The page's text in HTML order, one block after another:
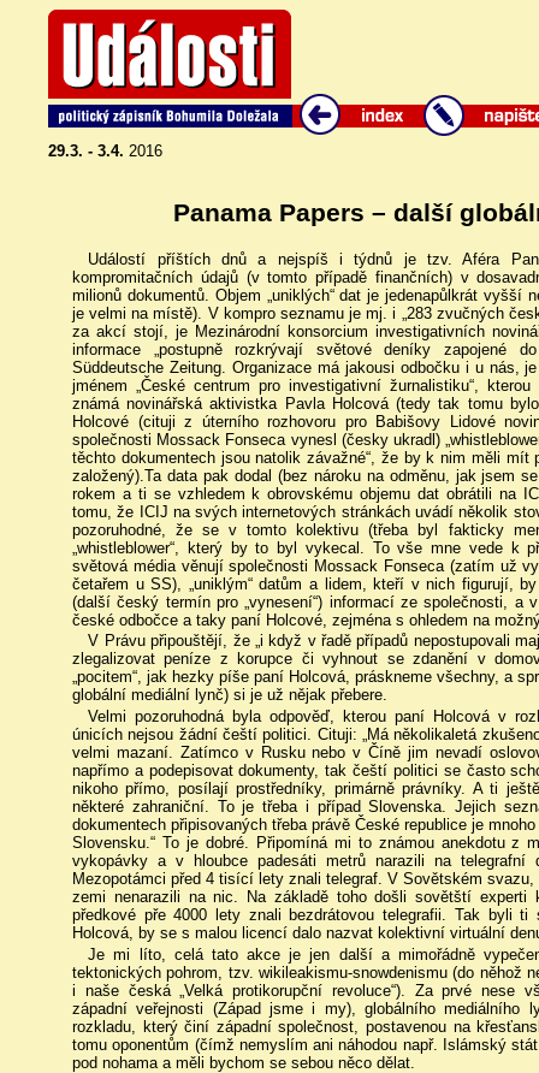
29.3. - 3.4. 2016
Panama Papers – další
Událostí příštích dnů a nejspíš i týdnů je tzv. Aféra
kompromitačních údajů (v tomto případě finančních) v
milionů dokumentů. Objem „uniklých“ dat je jedenapůlkrát vyšší
je velmi na místě). V kompro seznamu je mj. i „283 zvučných
za akcí stojí, je Mezinárodní konsorcium investigativních
informace „postupně rozkrývají světové deníky zapojené
Süddeutsche Zeitung. Organizace má jakousi odbočku i u nás,
jménem „České centrum pro investigativní žurnalistiku“,
známá novinářská aktivistka Pavla Holcová (tedy tak tomu
Holcové (cituji z úterního rozhovoru pro Babišovy Lidové
společnosti Mossack Fonseca vynesl (česky ukradl)
těchto dokumentech jsou natolik závažné“, že by k nim měli mít
založený).Ta data pak dodal (bez nároku na odměnu, jak jsem
rokem a ti se vzhledem k obrovskému objemu dat obrátili na
tomu, že ICIJ na svých internetových stránkách uvádí několik
pozoruhodné, že se v tomto kolektivu (třeba byl fakticky
„whistleblower“, který by to byl vykecal. To vše mne vede k
světová média věnují společnosti Mossack Fonseca (zatím už
četařem u SS), „uniklým“ datům a lidem, kteří v nich figurují,
(další český termín pro „vynesení“) informací ze společnosti, a
české odbočce a taky paní Holcové, zejména s ohledem na
V Právu připouštějí, že „i když v řadě případů nepostupovali
zlegalizovat peníze z korupce či vyhnout se zdanění v
„pocitem“, jak hezky píše paní Holcová, práskneme všechny, a
globální mediální lynč) si je už nějak přebere.
Velmi pozoruhodná byla odpověď, kterou paní Holcová v
únicích nejsou žádní čeští politici. Cituji: „Má několikaletá
velmi mazaní. Zatímco v Rusku nebo v Číně jim nevadí
napřímo a podepisovat dokumenty, tak čeští politici se často
nikoho přímo, posílají prostředníky, primárně právníky. A ti
některé zahraniční. To je třeba i případ Slovenska. Jejich
dokumentech připisovaných třeba právě České republice je
Slovensku.“ To je dobré. Připomíná mi to známou anekdotu z
vykopávky a v hloubce padesáti metrů narazili na
Mezopotámci před 4 tisící lety znali telegraf. V Sovětském
zemi nenarazili na nic. Na základě toho došli sovětští
předkové pře 4000 lety znali bezdrátovou telegrafii. Tak byli
Holcová, by se s malou licencí dalo nazvat kolektivní virtuální
Je mi líto, celá tato akce je jen další a mimořádně
tektonických pohrom, tzv. wikileakismu-snowdenismu (do něhož
i naše česká „Velká protikorupční revoluce“). Za prvé nese
západní veřejnosti (Západ jsme i my), globálního mediálního
rozkladu, který činí západní společnost, postavenou na
tomu oponentům (čímž nemyslím ani náhodou např. Islámský
pod nohama a měli bychom se sebou něco dělat.